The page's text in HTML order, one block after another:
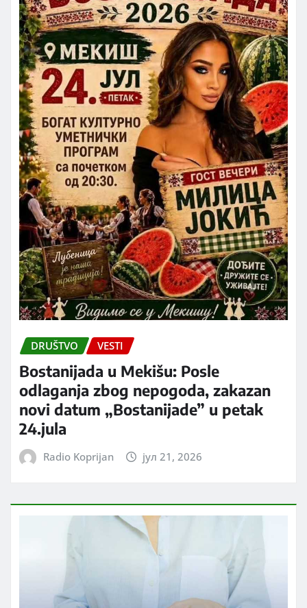
DRUŠTVO VESTI
Bostanijada u Mekišu: Posle
odlaganja zbog nepogoda, zakazan
novi datum „Bostanijade” u petak
24.jula
Radio Koprijan јул 21, 2026